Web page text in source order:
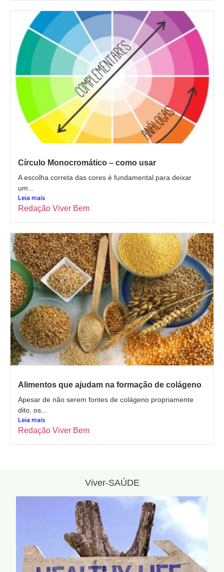
Círculo Monocromático – como usar
A escolha correta das cores é fundamental para deixar
um...
Leia mais
Redação Viver Bem
Alimentos que ajudam na formação de colágeno
Apesar de não serem fontes de colágeno propriamente
dito, os...
Leia mais
Redação Viver Bem
Viver-SAÚDE